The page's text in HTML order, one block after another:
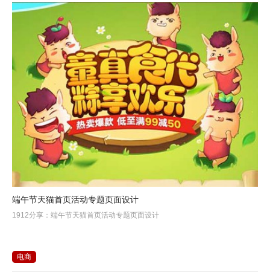
端午节天猫首页活动专题页面设计
1912分享：端午节天猫首页活动专题页面设计
电商